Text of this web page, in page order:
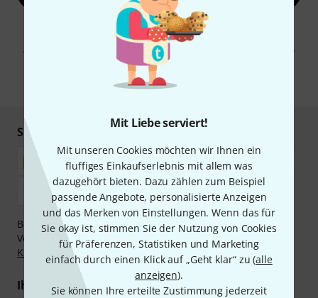
Mit Liebe serviert!
Mit unseren Cookies möchten wir Ihnen ein
fluffiges Einkaufserlebnis mit allem was
dazugehört bieten. Dazu zählen zum Beispiel
passende Angebote, personalisierte Anzeigen
und das Merken von Einstellungen. Wenn das für
Sie okay ist, stimmen Sie der Nutzung von Cookies
für Präferenzen, Statistiken und Marketing
einfach durch einen Klick auf „Geht klar“ zu (alle
anzeigen).
Sie können Ihre erteilte Zustimmung jederzeit
Mit Klick auf „Jetzt anmelden“ stimmen Sie dem Erhalt von E-Mail-
Werbung und einer Messung des E-Mail-Nutzungsverhaltens zu. Die
Abmeldung ist jederzeit möglich. Weitere Informationen finden Sie in
unseren
Datenschutzhinweisen
* Pflichtfeld
Sicher einkaufen & bezahlen
Bezahlen Sie vertraulich und sicher per Nachnahme,
Vorkasse, PayPal, Amazon Pay, Klarna Sofort bezahlen
Klarna Ratenzahlungoder Kreditkarte.
Ihre Vorteile